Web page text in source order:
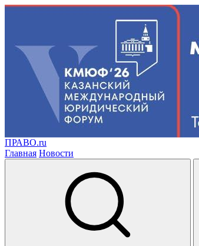
ПРАВО.ru
Главная Новости